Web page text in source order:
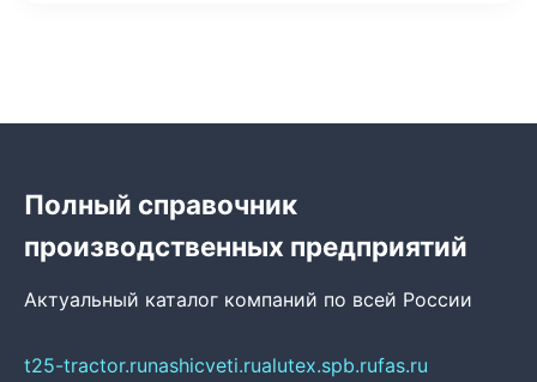
Полный справочник
производственных предприятий
Актуальный каталог компаний по всей России
t25-tractor.runashicveti.rualutex.spb.rufas.ru